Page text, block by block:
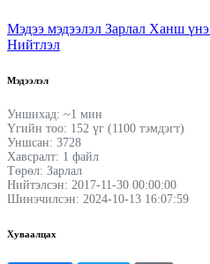
Мэдээ мэдээлэл Зарлал Ханш үнэ
Нийтлэл
Мэдээлэл
Уншихад: ~1 мин
Үгийн тоо: 152 үг (1100 тэмдэгт)
Уншсан: 3728
Хавсралт: 1 файл
Төрөл: Зарлал
Нийтэлсэн: 2017-11-30 00:00:00
Шинэчилсэн: 2024-10-13 16:07:59
Хуваалцах